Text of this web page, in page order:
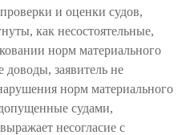
и оценки судов,
как несостоятельные,
норм материального
заявитель не
норм материального
судами,
несогласие с